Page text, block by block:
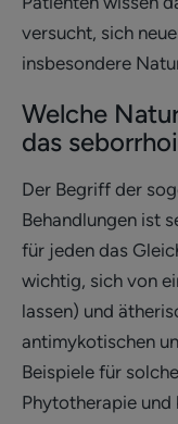
versucht, sich
insbesondere
Welche
das
Der Begriff der
Behandlungen ist
für jeden das
wichtig, sich von
lassen) und
antimykotischen
Beispiele für
Phytotherapie